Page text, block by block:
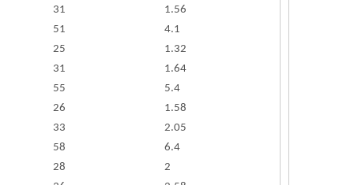
31
1.56
51
4.1
25
1.32
31
1.64
55
5.4
26
1.58
33
2.05
58
6.4
28
2